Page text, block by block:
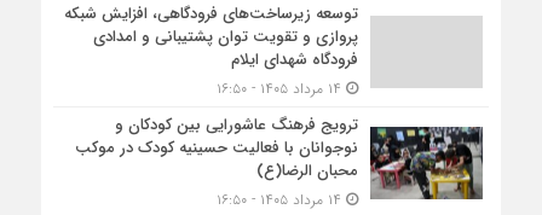
توسعه زیرساخت‌های فرودگاهی، افزایش شبکه
پروازی و تقویت توان پشتیبانی و امدادی
فرودگاه شهدای ایلام
ترویج فرهنگ عاشورایی بین کودکان و
نوجوانان با فعالیت حسینیه کودک در موکب
محبان الرضا(ع)